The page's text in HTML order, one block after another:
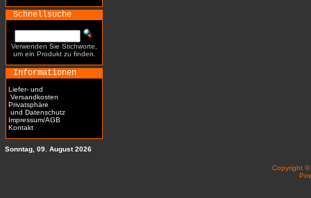
Schnellsuche
Verwenden Sie Stichworte,
um ein Produkt zu finden.
Informationen
Liefer- und
Versandkosten
Privatsphäre
und Datenschutz
Impressum/AGB
Kontakt
Sonntag, 09. August 2026
Copyright